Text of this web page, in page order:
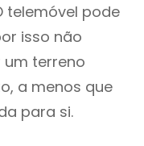
telemóvel pode
isso não
terreno
a menos que
para si.